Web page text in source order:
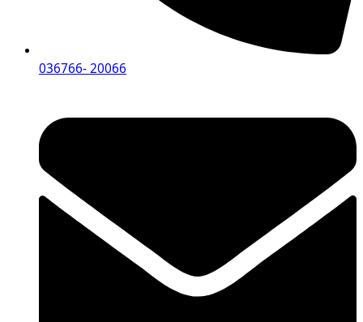
036766- 20066